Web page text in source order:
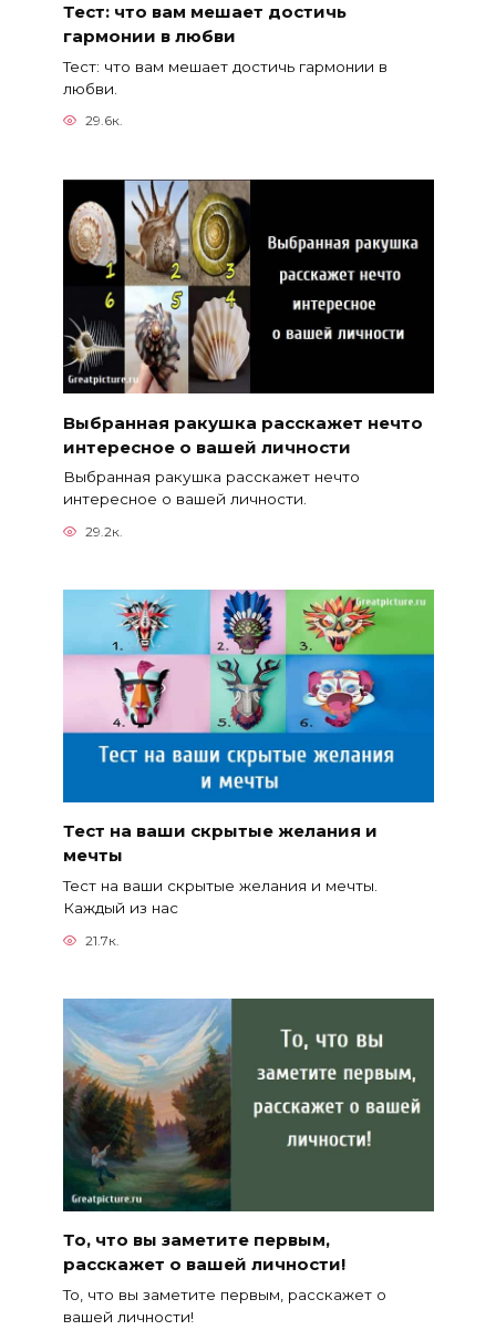
Тест: что вам мешает достичь
гармонии в любви
Тест: что вам мешает достичь гармонии в
любви.
29.6к.
Выбранная ракушка расскажет нечто
интересное о вашей личности
Выбранная ракушка расскажет нечто
интересное о вашей личности.
29.2к.
Тест на ваши скрытые желания и
мечты
Тест на ваши скрытые желания и мечты.
Каждый из нас
21.7к.
То, что вы заметите первым,
расскажет о вашей личности!
То, что вы заметите первым, расскажет о
вашей личности!